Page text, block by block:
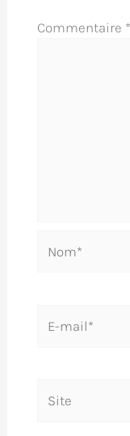
Commentaire *
mail*